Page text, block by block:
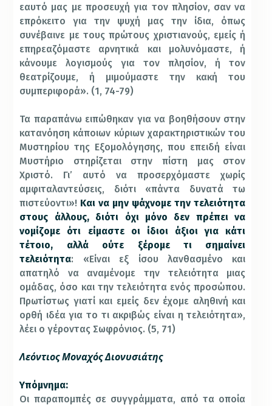
εαυτό μας με προσευχή για τον πλησίον, σαν να
επρόκειτο για την ψυχή μας την ίδια, όπως
συνέβαινε με τους πρώτους χριστιανούς, εμείς ή
επηρεαζόμαστε αρνητικά και μολυνόμαστε, ή
κάνουμε λογισμούς για τον πλησίον, ή τον
θεατρίζουμε, ή μιμούμαστε την κακή του
συμπεριφορά». (1, 74-79)
Τα παραπάνω ειπώθηκαν για να βοηθήσουν στην
κατανόηση κάποιων κύριων χαρακτηριστικών του
Μυστηρίου της Εξομολόγησης, που επειδή είναι
Μυστήριο στηρίζεται στην πίστη μας στον
Χριστό. Γι’ αυτό να προσερχόμαστε χωρίς
αμφιταλαντεύσεις, διότι «πάντα δυνατά τω
πιστεύοντι»! Και να μην ψάχνομε την τελειότητα
στους άλλους, διότι όχι μόνο δεν πρέπει να
νομίζομε ότι είμαστε οι ίδιοι άξιοι για κάτι
τέτοιο, αλλά ούτε ξέρομε τι σημαίνει
τελειότητα: «Είναι εξ ίσου λανθασμένο και
απατηλό να αναμένομε την τελειότητα μιας
ομάδας, όσο και την τελειότητα ενός προσώπου.
Πρωτίστως γιατί και εμείς δεν έχομε αληθινή και
ορθή ιδέα για το τι ακριβώς είναι η τελειότητα»,
λέει ο γέροντας Σωφρόνιος. (5, 71)
Λεόντιος Μοναχός Διονυσιάτης
Υπόμνημα:
Οι παραπομπές σε συγγράμματα, από τα οποία